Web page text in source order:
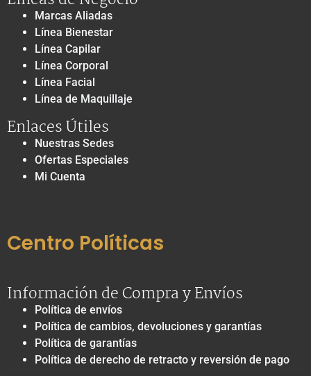
Marcas Aliadas
Línea Bienestar
Línea Capilar
Línea Corporal
Línea Facial
Línea de Maquillaje
Enlaces Útiles
Nuestras Sedes
Ofertas Especiales
Mi Cuenta
Centro Políticas
Información de Compra y Envíos
Política de envíos
Política de cambios, devoluciones y garantías
Política de garantías
Política de derecho de retracto y reversión de pago